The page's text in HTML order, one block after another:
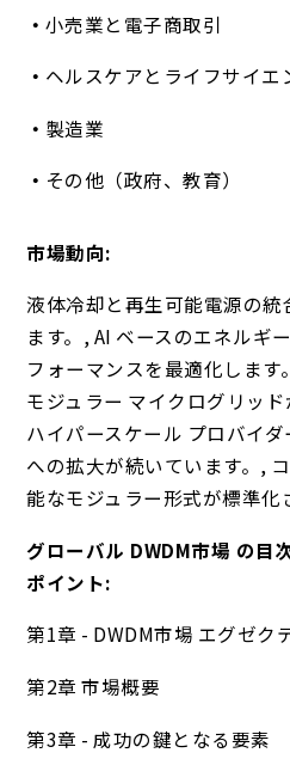
小売業と電子商取引
ヘルスケアとライフサイエ
製造業
その他（政府、教育）
市場動向:
液体冷却と再生可能電源の統
ます。, AI ベースのエネルギ
フォーマンスを最適化しま
モジュラー マイクログリッ
ハイパースケール プロバイ
への拡大が続いています。,
能なモジュラー形式が標準化
グローバル DWDM市場 の目
ポイント:
第1章 - DWDM市場 エグゼク
第2章 市場概要
第3章 - 成功の鍵となる要素